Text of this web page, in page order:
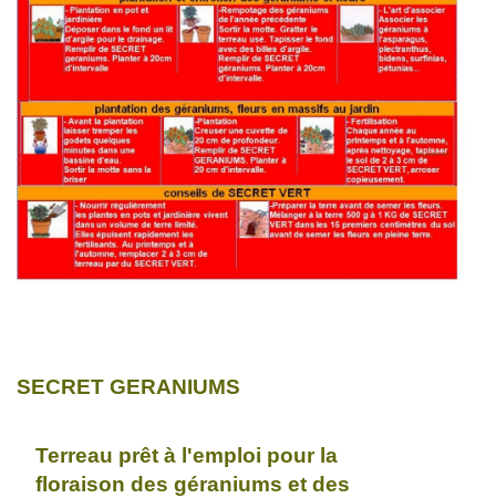
SECRET GERANIUMS
Terreau prêt à l'emploi pour la
floraison des géraniums et des